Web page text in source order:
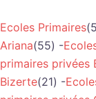
Ecoles Primaires
Ariana(55) -
primaires privées
Bizerte(21) -